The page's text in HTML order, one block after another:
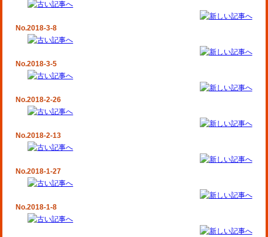
No.2018-3-8
No.2018-3-5
No.2018-2-26
No.2018-2-13
No.2018-1-27
No.2018-1-8